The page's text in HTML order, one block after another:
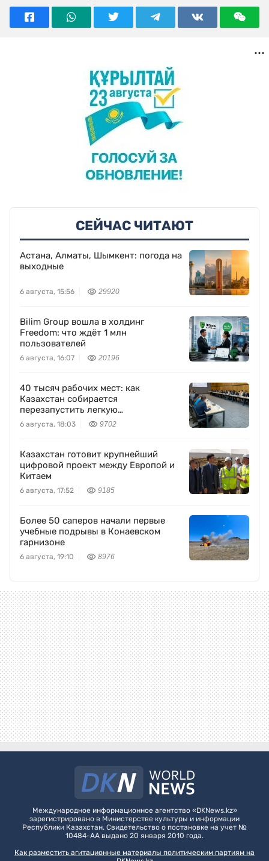
СЕЙЧАС ЧИТАЮТ
Астана, Алматы, Шымкент: погода на
выходные
6 августа, 15:56 29920
Bilim Group вошла в холдинг
Freedom: что ждёт 1 млн
пользователей
6 августа, 16:07 20196
40 тысяч рабочих мест: как
Казахстан собирается
перезапустить легкую
промышленность
6 августа, 18:03 9702
Казахстан готовит крупнейший
цифровой проект между Европой и
Китаем
6 августа, 17:52 9185
Более 50 саперов начали первые
учебные подрывы в Конаевском
гарнизоне
6 августа, 19:10 8976
Международное информационное агентство «DKNews.kz»
зарегистрировано в Министерстве культуры и информации
Республики Казахстан. Свидетельство о постановке на учет №
10484-АА выдано 20 января 2010 года.
Как разместить агитационные материалы политическим партиям на